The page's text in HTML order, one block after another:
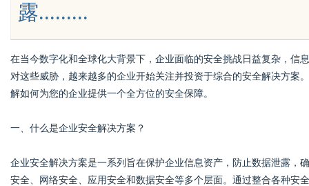
Bo
露.........
在当今数字化和全球化大背景下，企业面临的安全挑战日益复杂，信
对这些威胁，越来越多的企业开始关注并投资于综合的安全解决方案
解如何为您的企业提供一个全方位的安全保障。
一、什么是企业安全解决方案？
企业安全解决方案是一系列旨在保护企业信息资产，防止数据泄露，
安全、网络安全、应用安全和数据安全等多个层面。通过整合各种安